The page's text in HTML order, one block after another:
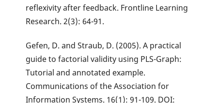
reflexivity after feedback. Frontline Learning
Research. 2(3): 64-91.
Gefen, D. and Straub, D. (2005). A practical
guide to factorial validity using PLS-Graph:
Tutorial and annotated example.
Communications of the Association for
Information Systems. 16(1): 91-109. DOI: